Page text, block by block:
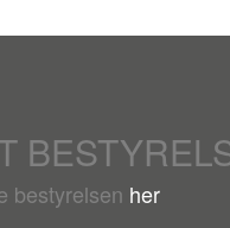
bestyrelsen her